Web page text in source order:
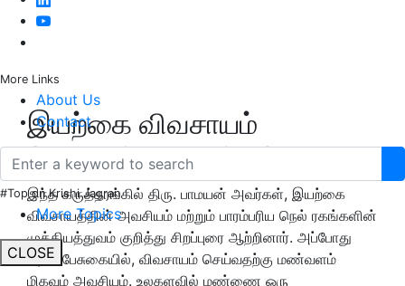
More Links
About Us
Contact
#Top on Krishi Jagran
More Topics
CLOSE
இயற்கை விவசாயம்
(Organic Farming)
இந்த கருத்தரங்கில் திரு. பாமயன் அவர்கள், இயற்கை
விவசாயத்தின் அவசியம் மற்றும் பாரம்பரிய நெல் ரகங்களின்
முக்கியத்துவம் குறித்து சிறப்புரை ஆற்றினார். அப்போது
அவர் பேசுகையில், விவசாயம் செய்வதற்கு மண்வளம்
மிகவும் அவசியம். உலகளவில் மண்ணை ஒரு